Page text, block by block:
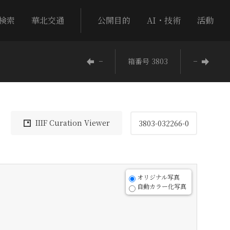
索 華北交通 公開目的 AI・技術 活動
− 箱番号 3803 −
IIIF Curation Viewer 3803-032266-0
オリジナル写真
自動カラー化写真